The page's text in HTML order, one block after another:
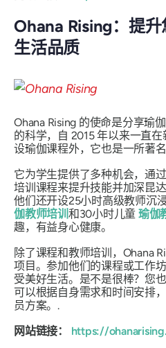
Ohana Rising：提
生活品质
Ohana Rising 的使命是分享瑜
的科学，自 2015 年以来一直
设瑜伽课程外，它也是一所著
它为学生提供了多种机会，通
培训课程来提升技能并加深昆
他们还开设25小时高级教师沉
伽教师培训 和30小时儿童 瑜伽
趣，有益身心健康。
除了课程和教师培训，Ohana
项目。参加他们的课程或工作
受美好生活。是不是很棒？您
可以根据自身需求和时间安排
员方案。.
网站链接： https://